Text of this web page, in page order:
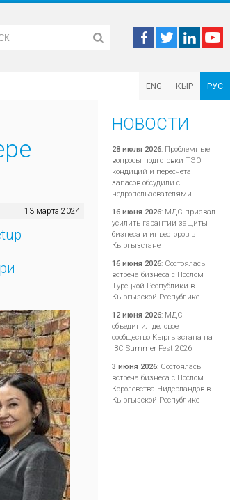
ENG КЫР РУС
13 марта 2024
НОВОСТИ
28 июля 2026: Проблемные
вопросы подготовки ТЭО
кондиций и пересчета
запасов обсудили с
недропользователями
16 июня 2026: МДС призвал
усилить гарантии защиты
бизнеса и инвесторов в
Кыргызстане
16 июня 2026: Состоялась
встреча бизнеса с Послом
Турецкой Республики в
Кыргызской Республике
12 июня 2026: МДС
объединил деловое
сообщество Кыргызстана на
IBC Summer Fest 2026
3 июня 2026: Состоялась
встреча бизнеса с Послом
Королевства Нидерландов в
Кыргызской Республике